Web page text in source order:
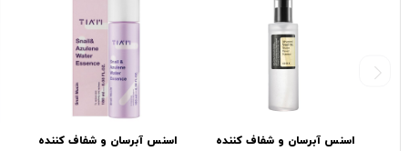
اسنس آبرسان و شفاف کننده
اسنس آبرسان و شفاف کننده